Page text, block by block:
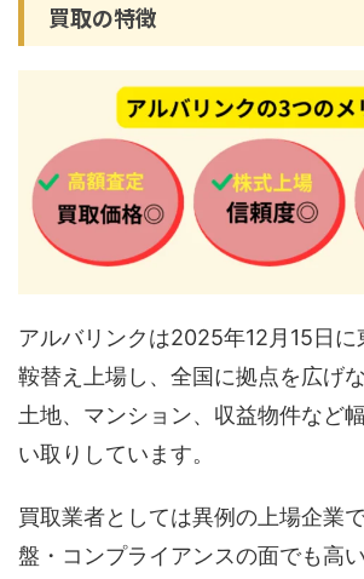
買取の特徴
アルバリンクは2025年12月15日
鞍替え上場し、全国に拠点を広げ
土地、マンション、収益物件など
い取りしています。
買取業者としては異例の上場企業
盤・コンプライアンスの面でも高